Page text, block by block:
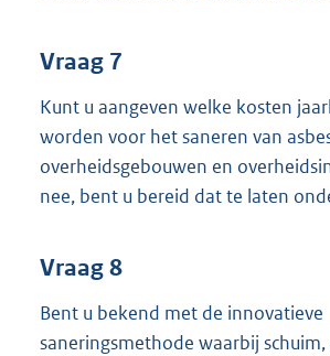
Vraag 7
Kunt u aangeven welke kosten
worden voor het saneren van
overheidsgebouwen en
nee, bent u bereid dat te laten
Vraag 8
Bent u bekend met de innovatieve
saneringsmethode waarbij schuim,